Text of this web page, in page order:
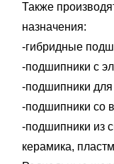
Также
назначения:
-гибридные
-подшипники с
-подшипники
-подшипники сo
-подшипники из
керамика,